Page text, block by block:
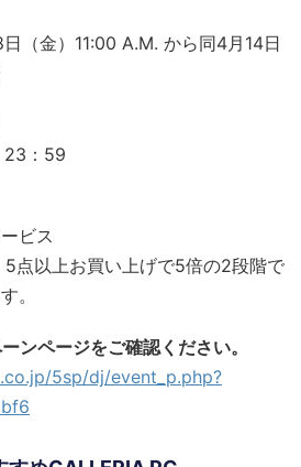
（金）11:00 A.M. から同4月14日
23：59
ビス
点以上お買い上げで5倍の2段階で
。
ンページをご確認ください。
5sp/dj/event_p.php?